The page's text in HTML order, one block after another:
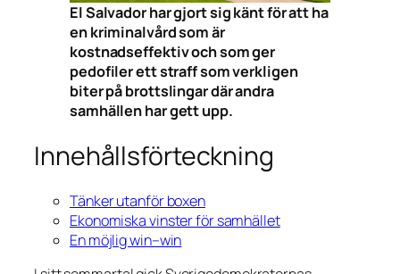
El Salvador har gjort sig känt för att ha
en kriminalvård som är
kostnadseffektiv och som ger
pedofiler ett straff som verkligen
biter på brottslingar där andra
samhällen har gett upp.
Innehållsförteckning
Tänker utanför boxen
Ekonomiska vinster för samhället
En möjlig win–win